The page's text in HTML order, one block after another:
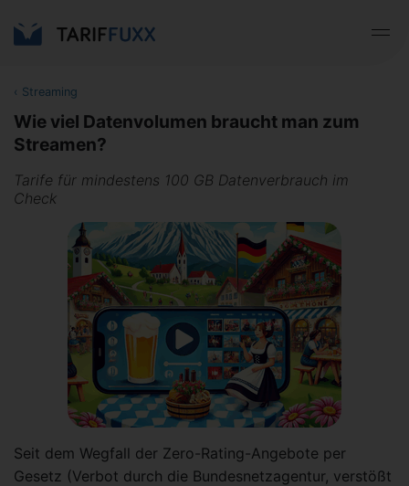
‹ Streaming
Wie viel Datenvolumen braucht man zum
Streamen?
Tarife für mindestens 100 GB Datenverbrauch im
Check
Seit dem Wegfall der Zero-Rating-Angebote per
Gesetz (Verbot durch die Bundesnetzagentur, verstößt